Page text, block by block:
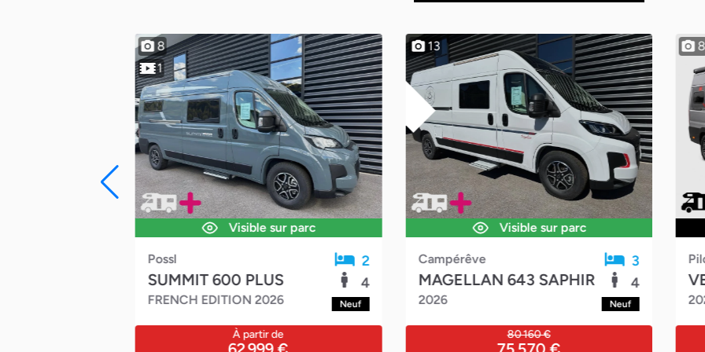
8
1
Visible sur parc
Possl
SUMMIT 600 PLUS
FRENCH EDITION 2026
2
4
Neuf
À partir de
NOUVEAUTÉS 13
Visible sur parc
Campérêve
MAGELLAN 643 SAPHIR
2026
3
4
Neuf
80 160 €
8